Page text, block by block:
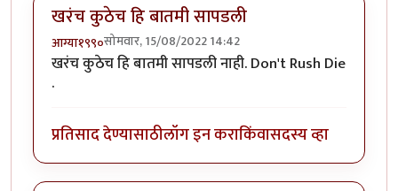
खरंच कुठेच हि बातमी सापडली
आग्या१९९०सोमवार, 15/08/2022 14:42
खरंच कुठेच हि बातमी सापडली नाही. Don't Rush Die
.
प्रतिसाद देण्यासाठीलॉग इन कराकिंवासदस्य व्हा